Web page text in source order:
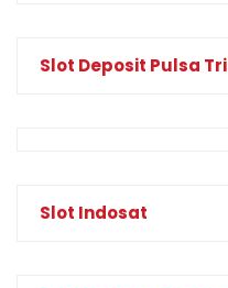
Slot Deposit Pulsa Tri
Slot Indosat